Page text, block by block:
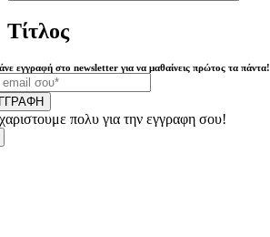
Τίτλος
εγγραφή στο newsletter για να μαθαίνεις πρώτος τα πάντα!
πολυ για την εγγραφη σου!